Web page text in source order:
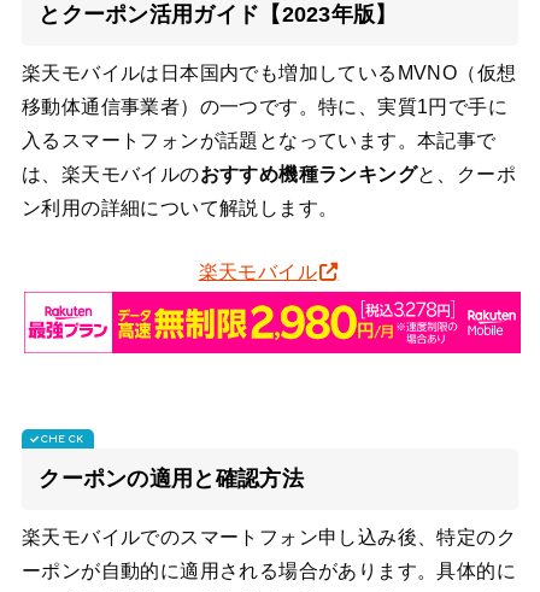
とクーポン活用ガイド【2023年版】
楽天モバイルは日本国内でも増加しているMVNO（仮想
移動体通信事業者）の一つです。特に、実質1円で手に
入るスマートフォンが話題となっています。本記事で
は、楽天モバイルのおすすめ機種ランキングと、クーポ
ン利用の詳細について解説します。
楽天モバイル
クーポンの適用と確認方法
楽天モバイルでのスマートフォン申し込み後、特定のク
ーポンが自動的に適用される場合があります。具体的に